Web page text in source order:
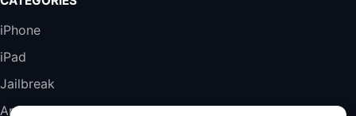
Blanc
iPhone
iPad
Jailbreak
Applications